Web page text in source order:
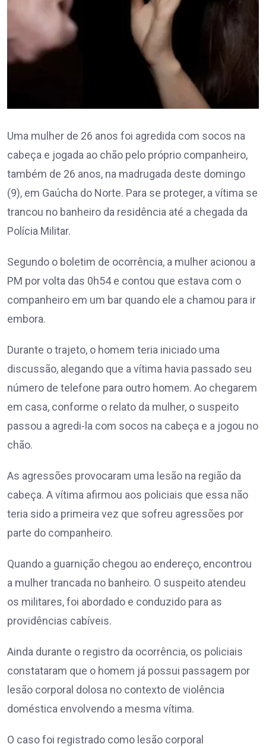
Uma mulher de 26 anos foi agredida com socos na
cabeça e jogada ao chão pelo próprio companheiro,
também de 26 anos, na madrugada deste domingo
(9), em Gaúcha do Norte. Para se proteger, a vítima se
trancou no banheiro da residência até a chegada da
Polícia Militar.
Segundo o boletim de ocorrência, a mulher acionou a
PM por volta das 0h54 e contou que estava com o
companheiro em um bar quando ele a chamou para ir
embora.
Durante o trajeto, o homem teria iniciado uma
discussão, alegando que a vítima havia passado seu
número de telefone para outro homem. Ao chegarem
em casa, conforme o relato da mulher, o suspeito
passou a agredi-la com socos na cabeça e a jogou no
chão.
As agressões provocaram uma lesão na região da
cabeça. A vítima afirmou aos policiais que essa não
teria sido a primeira vez que sofreu agressões por
parte do companheiro.
Quando a guarnição chegou ao endereço, encontrou
a mulher trancada no banheiro. O suspeito atendeu
os militares, foi abordado e conduzido para as
providências cabíveis.
Ainda durante o registro da ocorrência, os policiais
constataram que o homem já possui passagem por
lesão corporal dolosa no contexto de violência
doméstica envolvendo a mesma vítima.
O caso foi registrado como lesão corporal